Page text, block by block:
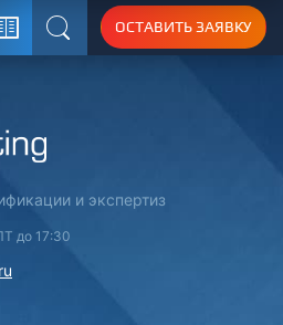
Поиск
ОСТАВИТЬ ЗАЯВКУ
и экспертиз
до 17:30